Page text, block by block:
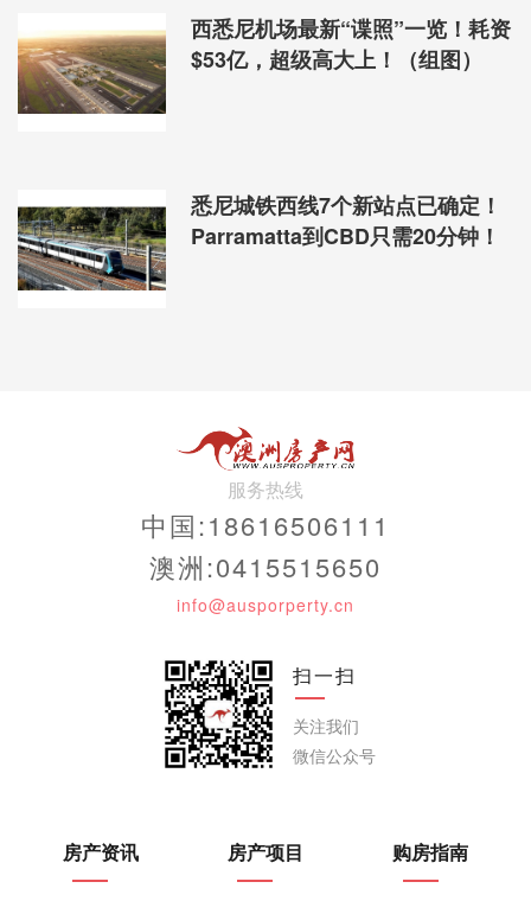
西悉尼机场最新“谍照”一览！耗资
$53亿，超级高大上！（组图）
悉尼城铁西线7个新站点已确定！
Parramatta到CBD只需20分钟！
服务热线
中国:18616506111
澳洲:0415515650
info@ausporperty.cn
扫一扫
关注我们
微信公众号
房产资讯 房产项目 购房指南